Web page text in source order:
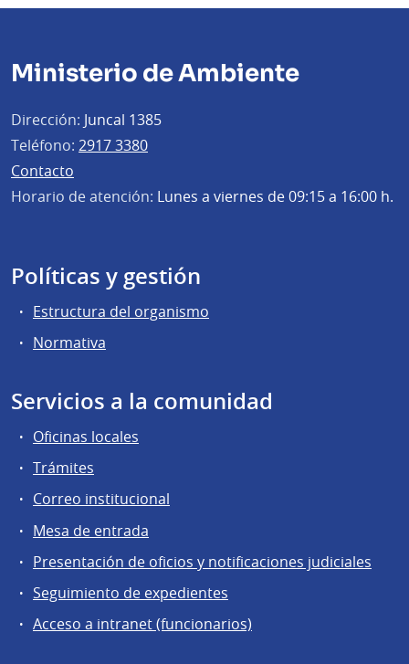
Ministerio de Ambiente
Dirección: Juncal 1385
Teléfono: 2917 3380
Contacto
Horario de atención: Lunes a viernes de 09:15 a 16:00 h.
Políticas y gestión
Estructura del organismo
Normativa
Servicios a la comunidad
Oficinas locales
Trámites
Correo institucional
Mesa de entrada
Presentación de oficios y notificaciones judiciales
Seguimiento de expedientes
Acceso a intranet (funcionarios)